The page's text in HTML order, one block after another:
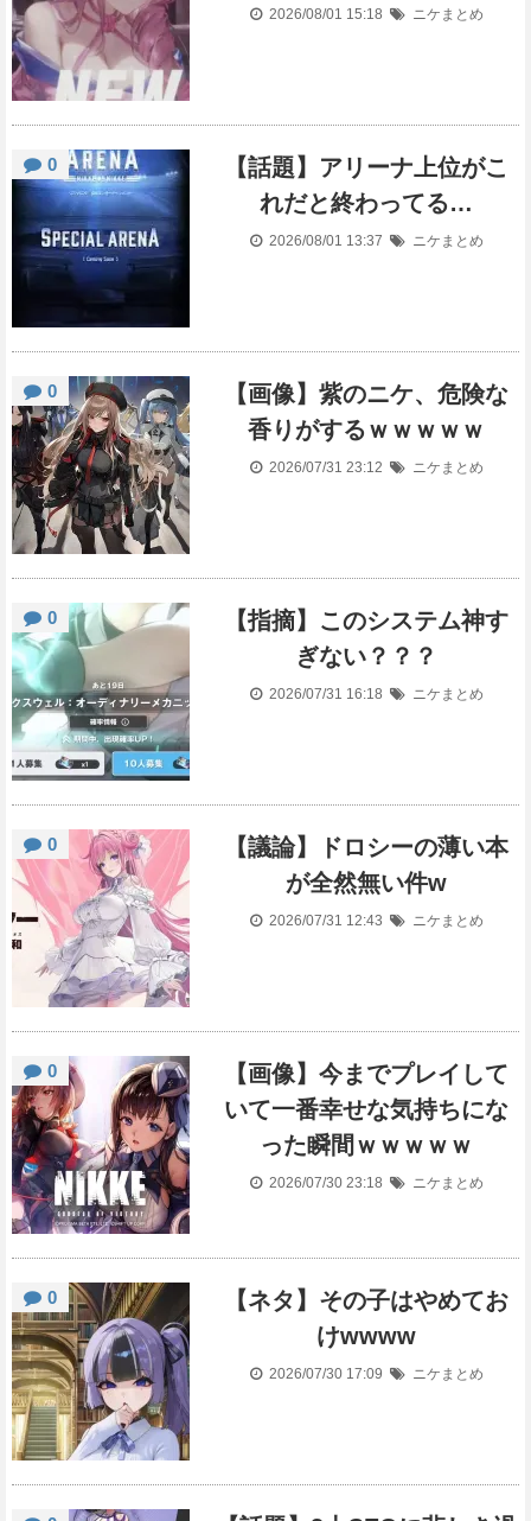
2026/08/01 15:18 ニケまとめ
0
【話題】アリーナ上位がこ
れだと終わってる…
2026/08/01 13:37 ニケまとめ
0
【画像】紫のニケ、危険な
香りがするｗｗｗｗｗ
2026/07/31 23:12 ニケまとめ
0
【指摘】このシステム神す
ぎない？？？
2026/07/31 16:18 ニケまとめ
0
【議論】ドロシーの薄い本
が全然無い件w
2026/07/31 12:43 ニケまとめ
0
【画像】今までプレイして
いて一番幸せな気持ちにな
った瞬間ｗｗｗｗｗ
2026/07/30 23:18 ニケまとめ
0
【ネタ】その子はやめてお
けwwww
2026/07/30 17:09 ニケまとめ